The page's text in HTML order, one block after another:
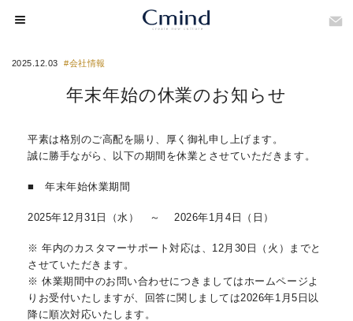
2025.12.03 #会社情報
年末年始の休業のお知らせ
平素は格別のご高配を賜り、厚く御礼申し上げます。
誠に勝手ながら、以下の期間を休業とさせていただきます。
■ 年末年始休業期間
2025年12月31日（水） ～ 2026年1月4日（日）
※ 年内のカスタマーサポート対応は、12月30日（火）までと
させていただきます。
※ 休業期間中のお問い合わせにつきましてはホームページよ
りお受付いたしますが、回答に関しましては2026年1月5日以
降に順次対応いたします。